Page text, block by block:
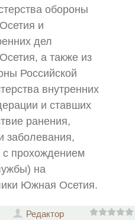
обороны
и
дел
а также из
Российской
внутренних
и ставших
ранения,
заболевания,
с прохождением
на
Южная Осетия.
Редактор